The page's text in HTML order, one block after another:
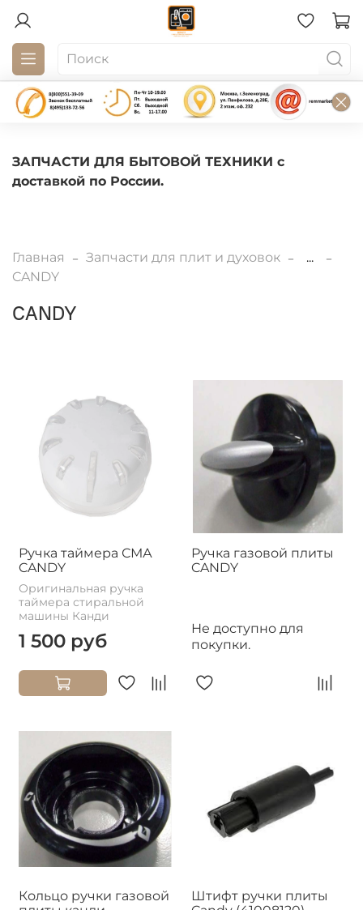
ЗАПЧАСТИ ДЛЯ БЫТОВОЙ ТЕХНИКИ с
доставкой по России.
Главная Запчасти для плит и духовок
...
CANDY
CANDY
Ручка таймера СМА
CANDY
Оригинальная ручка
таймера стиральной
машины Канди
1 500 руб
Ручка газовой плиты
CANDY
Не доступно для
покупки.
Кольцо ручки газовой
Штифт ручки плиты